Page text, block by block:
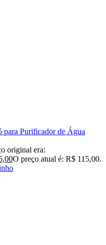
para Purificador de Água
original era:
O preço atual é: R$ 115,00.